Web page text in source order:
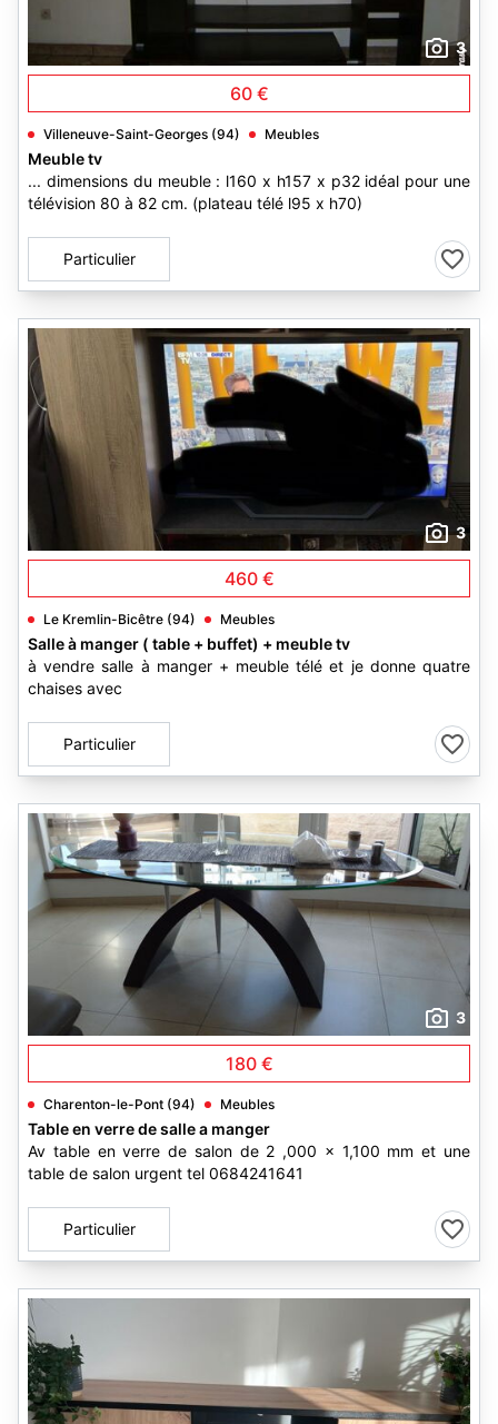
3
60 €
Villeneuve-Saint-Georges (94) Meubles
Meuble tv
... dimensions du meuble : l160 x h157 x p32 idéal pour une
télévision 80 à 82 cm. (plateau télé l95 x h70)
Particulier
3
460 €
Le Kremlin-Bicêtre (94) Meubles
Salle à manger ( table + buffet) + meuble tv
à vendre salle à manger + meuble télé et je donne quatre
chaises avec
Particulier
3
180 €
Charenton-le-Pont (94) Meubles
Table en verre de salle a manger
Av table en verre de salon de 2 ,000 x 1,100 mm et une
table de salon urgent tel 0684241641
Particulier